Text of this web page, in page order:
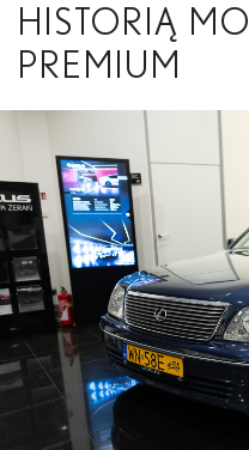
HISTORIĄ
PREMIUM
High
res
Low
res
High
res
Zakończ
Szukaj